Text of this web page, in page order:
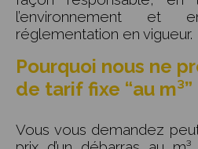
l’environnement et
réglementation en vigueur.
Pourquoi nous ne
de tarif fixe “au m³”
Vous vous demandez